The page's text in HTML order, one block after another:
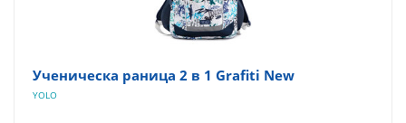
Ученическа раница 2 в 1 Grafiti New
YOLO